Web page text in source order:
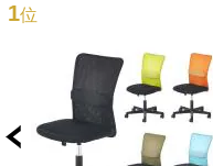
1位